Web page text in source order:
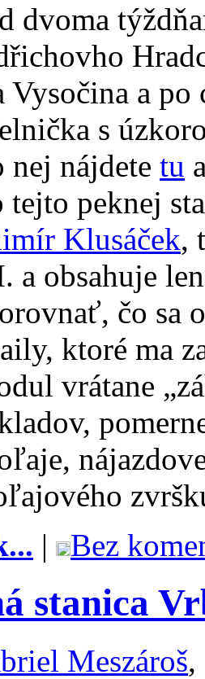
dvoma
Vysočina a
s
nájdete tu
tejto peknej
Klusáček,
a obsahuje
čo sa
ktoré ma
vrátane
| Bez
stanica
Meszároš,